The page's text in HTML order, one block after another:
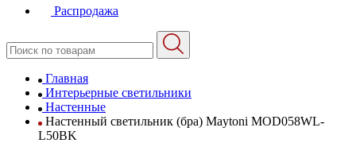
Распродажа
Главная
Интерьерные светильники
Настенные
Настенный светильник (бра) Maytoni MOD058WL-
L50BK